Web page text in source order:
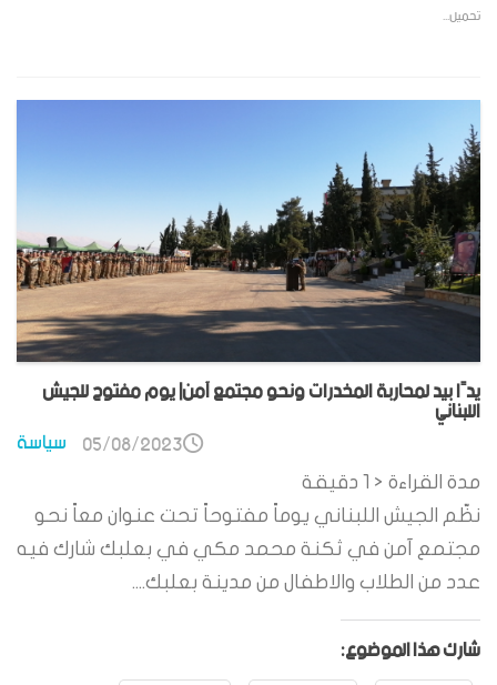
تحميل...
يدًا بيد لمحاربة المخدرات ونحو مجتمع آمن| يوم مفتوح للجيش
اللبناني
سياسة 05/08/2023
مدة القراءة < 1
دقيقة
نظّم الجيش اللبناني يوماً مفتوحاً تحت عنوان معاً نحو
مجتمع آمن في ثكنة محمد مكي في بعلبك شارك فيه
عدد من الطلاب والاطفال من مدينة بعلبك....
شارك هذا الموضوع: